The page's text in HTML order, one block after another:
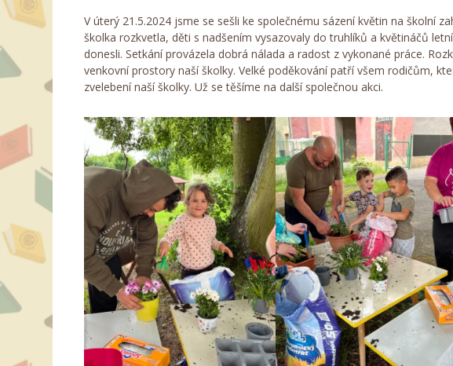
V úterý 21.5.2024 jsme se sešli ke společnému sázení květin na školní
školka rozkvetla, děti s nadšením vysazovaly do truhlíků a květináčů
donesli. Setkání provázela dobrá nálada a radost z vykonané práce.
venkovní prostory naší školky. Velké poděkování patří všem rodičům,
zvelebení naší školky. Už se těšíme na další společnou akci.